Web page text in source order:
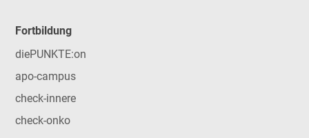
Fortbildung
diePUNKTE:on
apo-campus
check-innere
check-onko